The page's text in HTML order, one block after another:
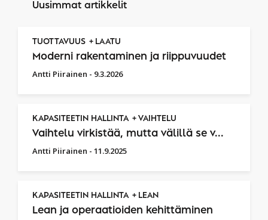
Uusimmat artikkelit
TUOTTAVUUS LAATU
Moderni rakentaminen ja riippuvuudet
Antti Piirainen - 9.3.2026
KAPASITEETIN HALLINTA VAIHTELU
Vaihtelu virkistää, mutta välillä se v...
Antti Piirainen - 11.9.2025
KAPASITEETIN HALLINTA LEAN
Lean ja operaatioiden kehittäminen